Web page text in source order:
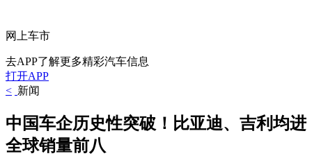
网上车市
去APP了解更多精彩汽车信息
打开APP
< 新闻
中国车企历史性突破！比亚迪、吉利均进
全球销量前八